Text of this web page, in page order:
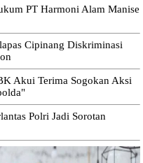
PT Harmoni Alam Manise
Cipinang Diskriminasi
Akui Terima Sogokan Aksi
Polri Jadi Sorotan